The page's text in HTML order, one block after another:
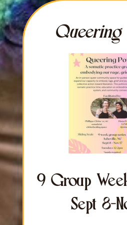
6 Group
April 24-
Queering
9 Group
Sept 8-
Queering